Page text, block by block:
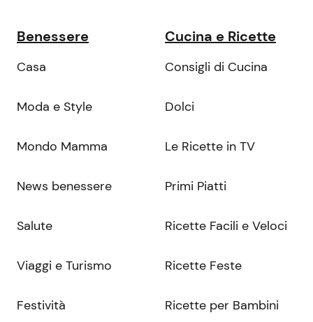
Benessere
Casa
Moda e Style
Mondo Mamma
News benessere
Salute
Viaggi e Turismo
Festività
Cucina e Ricette
Consigli di Cucina
Dolci
Le Ricette in TV
Primi Piatti
Ricette Facili e Veloci
Ricette Feste
Ricette per Bambini